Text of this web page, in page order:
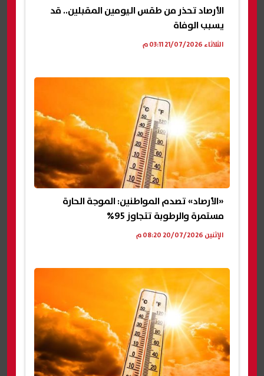
الأرصاد تحذر من طقس اليومين المقبلين.. قد
يسبب الوفاة
الثلاثاء 21/07/2026 03:11 م
«الأرصاد» تصدم المواطنين: الموجة الحارة
مستمرة والرطوبة تتجاوز 95%
الإثنين 20/07/2026 08:20 م